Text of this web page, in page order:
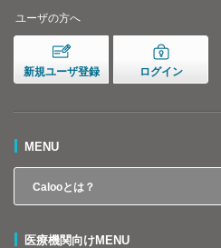
ユーザの方へ
新規ユーザ登録 ログイン
MENU
Calooとは？
医療機関向けMENU